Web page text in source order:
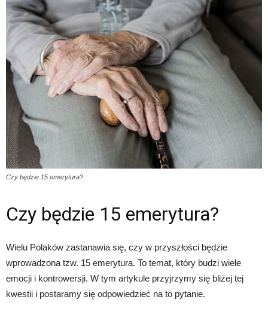
Czy będzie 15 emerytura?
Czy będzie 15 emerytura?
Wielu Polaków zastanawia się, czy w przyszłości będzie
wprowadzona tzw. 15 emerytura. To temat, który budzi wiele
emocji i kontrowersji. W tym artykule przyjrzymy się bliżej tej
kwestii i postaramy się odpowiedzieć na to pytanie.